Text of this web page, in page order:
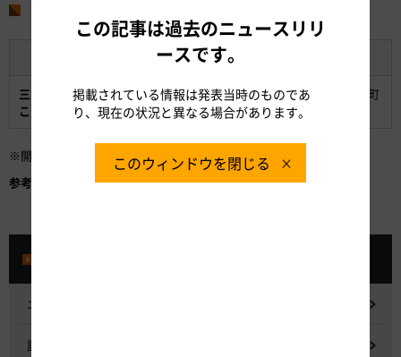
工事中名称
三方五湖（みかたご
こ）PA
三方PA
福井県三方上中郡若狭町
生倉（いくら）
※開通にあわせて、三方五湖PAに商業施設がオープンします。
参考資料：
広域ネットワークの形成によるルート選択の拡大など
ニュースリリース
記者会見
この記事は過去のニュースリリ
ースです。
掲載されている情報は発表当時のものであ
り、現在の状況と異なる場合があります。
このウィンドウを閉じる